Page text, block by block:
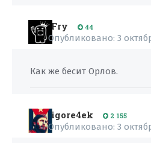
Fry 44
Опубликовано: 3
Как же бесит Орлов.
igore4ek 2 155
Опубликовано: 3